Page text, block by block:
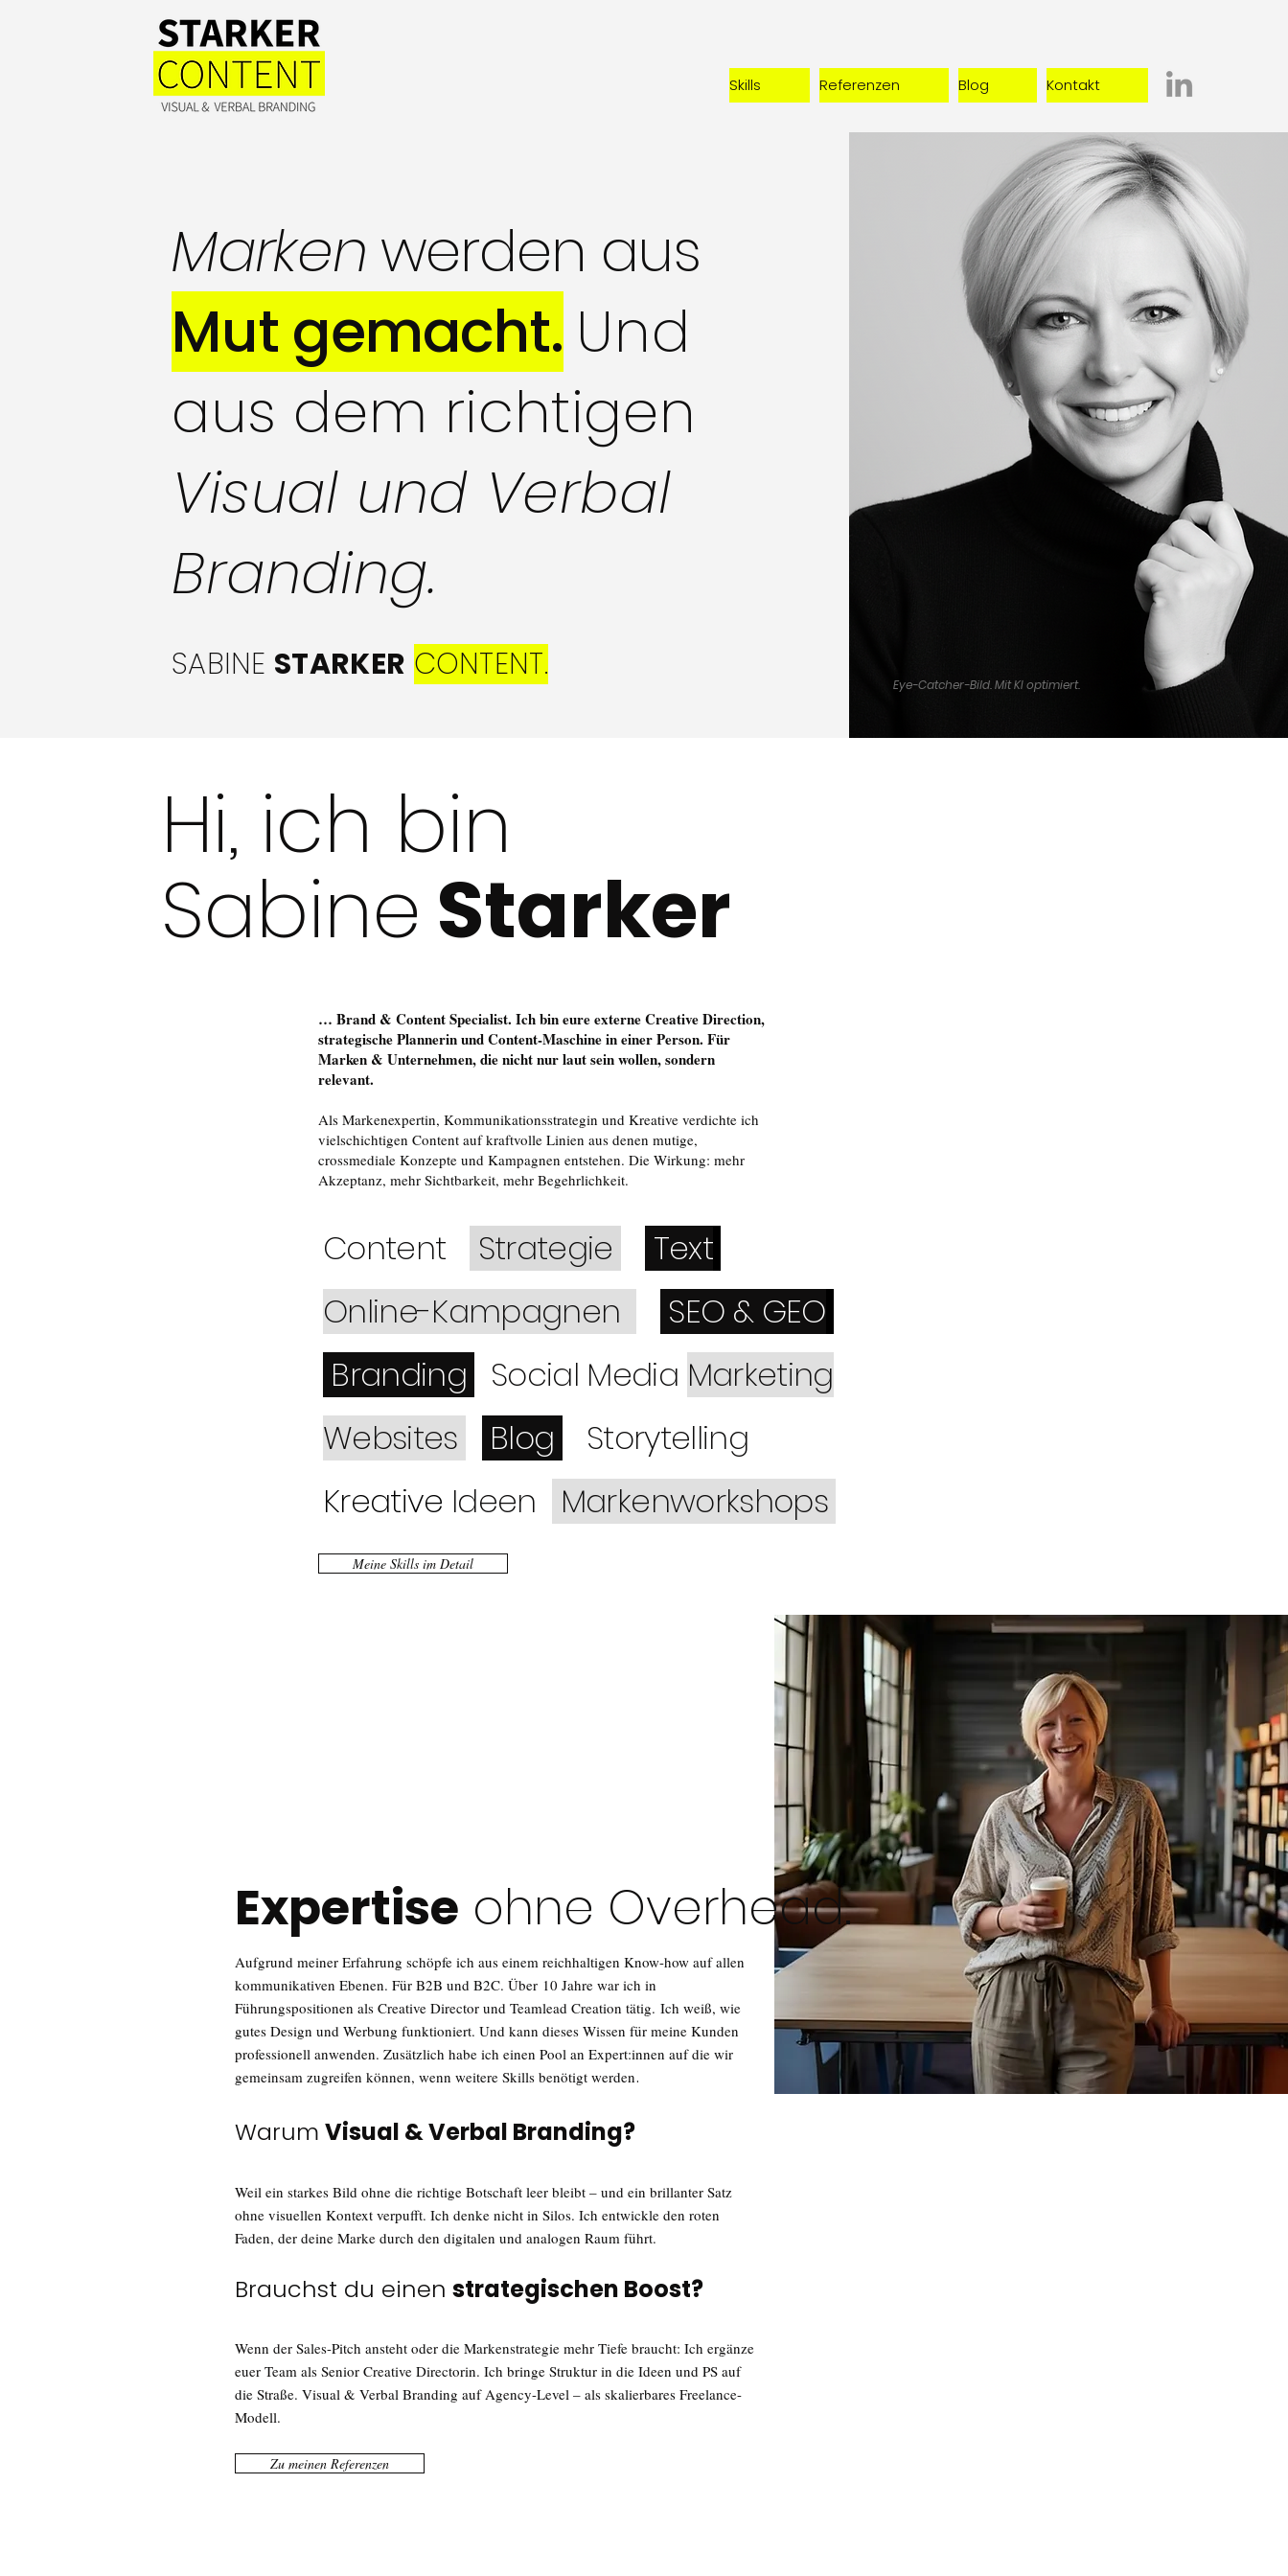
Skills Referenzen Blog Kontakt
Marken werden aus
Mut gemacht. Und
aus dem richtigen
Visual und Verbal
Branding.
SABINE STARKER CONTENT.
Eye-Catcher-Bild. Mit KI optimiert.
Hi, ich bin
Sabine Starker
… Brand & Content Specialist. Ich bin eure externe Creative Direction,
strategische Plannerin und Content-Maschine in einer Person. Für
Marken & Unternehmen, die nicht nur laut sein wollen, sondern
relevant.
Als Markenexpertin, Kommunikationsstrategin und Kreative verdichte ich
vielschichtigen Content auf kraftvolle Linien aus denen mutige,
crossmediale Konzepte und Kampagnen entstehen. Die Wirkung: mehr
Akzeptanz, mehr Sichtbarkeit, mehr Begehrlichkeit.
Content Strategie
Text
Online-Kampagnen
SEO & GEO
Branding Social Media Marketing
Websites
Blog
Storytelling
Kreative Ideen Markenworkshops
Meine Skills im Detail
Expertise ohne Overhead.
Aufgrund meiner Erfahrung schöpfe ich aus einem reichhaltigen Know-how auf allen
kommunikativen Ebenen. Für B2B und B2C. Über 10 Jahre war ich in
Führungspositionen als Creative Director und Teamlead Creation tätig. Ich weiß, wie
gutes Design und Werbung funktioniert. Und kann dieses Wissen für meine Kunden
professionell anwenden. Zusätzlich habe ich einen Pool an Expert:innen auf die wir
gemeinsam zugreifen können, wenn weitere Skills benötigt werden.
Warum Visual & Verbal Branding?
Weil ein starkes Bild ohne die richtige Botschaft leer bleibt – und ein brillanter Satz
ohne visuellen Kontext verpufft. Ich denke nicht in Silos. Ich entwickle den roten
Faden, der deine Marke durch den digitalen und analogen Raum führt.
Brauchst du einen strategischen Boost?
Wenn der Sales-Pitch ansteht oder die Markenstrategie mehr Tiefe braucht: Ich ergänze
euer Team als Senior Creative Directorin. Ich bringe Struktur in die Ideen und PS auf
die Straße. Visual & Verbal Branding auf Agency-Level – als skalierbares Freelance-
Modell.
Zu meinen Referenzen